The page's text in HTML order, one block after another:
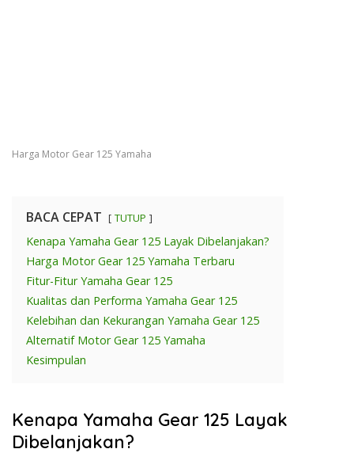
Harga Motor Gear 125 Yamaha
BACA CEPAT TUTUP
Kenapa Yamaha Gear 125 Layak Dibelanjakan?
Harga Motor Gear 125 Yamaha Terbaru
Fitur-Fitur Yamaha Gear 125
Kualitas dan Performa Yamaha Gear 125
Kelebihan dan Kekurangan Yamaha Gear 125
Alternatif Motor Gear 125 Yamaha
Kesimpulan
Kenapa Yamaha Gear 125 Layak
Dibelanjakan?